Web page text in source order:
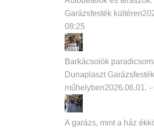
Garázsfesték kültéren
08:25
Barkácsolók
Dunaplaszt
műhelyben2026.06.01. -
A garázs, mint a ház